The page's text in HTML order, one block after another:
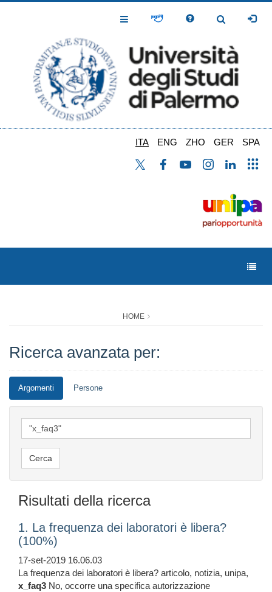
Toggle
Toggle
ITA ENG ZHO GER SPA
HOME
Ricerca avanzata per:
Argomenti Persone
Risultati della ricerca
1. La frequenza dei laboratori è libera?
(100%)
17-set-2019 16.06.03
La frequenza dei laboratori è libera? articolo, notizia, unipa,
x_faq3 No, occorre una specifica autorizzazione